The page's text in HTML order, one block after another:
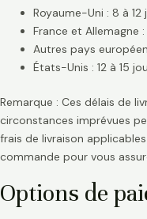
Royaume-Uni : 8 à 12
France et Allemagne
Autres pays
États-Unis : 12 à 15
Remarque : Ces délais de
circonstances imprévues
frais de livraison
commande pour vous
Options de